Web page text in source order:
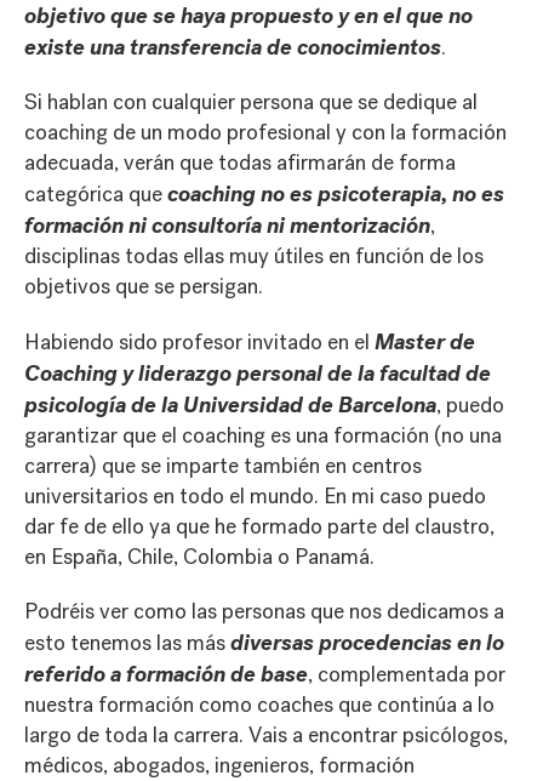
objetivo que se haya propuesto y en el que no
existe una transferencia de conocimientos.
Si hablan con cualquier persona que se dedique al
coaching de un modo profesional y con la formación
adecuada, verán que todas afirmarán de forma
categórica quecoaching no es psicoterapia, no es
formación ni consultoría ni mentorización,
disciplinas todas ellas muy útiles en función de los
objetivos que se persigan.
Habiendo sido profesor invitado en el Master de
Coaching y liderazgo personal de la facultad de
psicología de la Universidad de Barcelona, puedo
garantizar que el coaching es una formación (no una
carrera) que se imparte también en centros
universitarios en todo el mundo. En mi caso puedo
dar fe de ello ya que he formado parte del claustro,
en España, Chile, Colombia o Panamá.
Podréis ver como las personas que nos dedicamos a
esto tenemos las másdiversas procedencias en lo
referido a formación de base, complementada por
nuestra formación como coaches que continúa a lo
largo de toda la carrera. Vais a encontrar psicólogos,
médicos, abogados, ingenieros, formación